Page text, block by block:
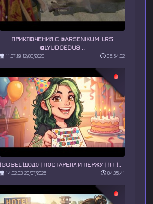
ПРИКЛЮЧЕНИЯ С @ARSENIKUM_LRS
@LYUDOEDUS ..
11:37:19 12/08/2023 05:54:32
!GGSEL !ДОДО | ПОСТАРЕЛА И ПЕРЖУ | !ТГ !..
14:32:33 20/07/2026 04:35:41